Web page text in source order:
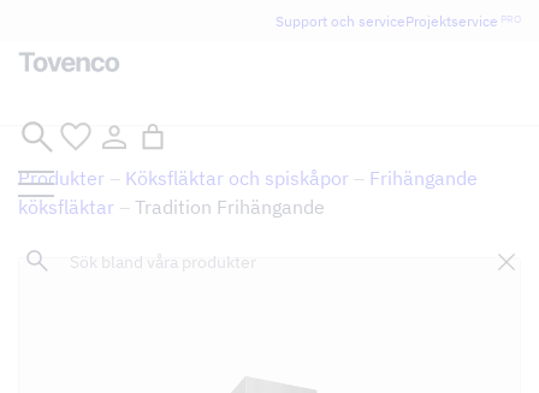
Hoppa
till
innehåll
Support och serviceProjektservice PRO
Sök
Produkter – Köksfläktar och spiskåpor – Frihängande
köksfläktar – Tradition Frihängande